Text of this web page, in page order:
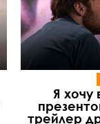
Я хочу
трейлер